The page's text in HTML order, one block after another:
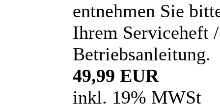
entnehmen Sie
Ihrem Serviceheft /
Betriebsanleitung.
49,99 EUR
inkl. 19% MWSt